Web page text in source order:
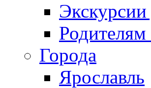
Города
Ярославль